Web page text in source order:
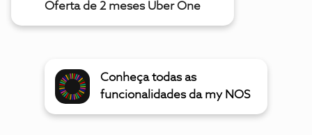
Oferta de 2 meses Uber One
Conheça todas as
funcionalidades da my NOS